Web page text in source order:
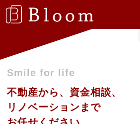
Smile for life
不動産から、資金相談、
リノベーションまで